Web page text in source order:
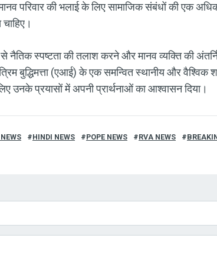
परिवार की भलाई के लिए सामाजिक संबंधों की एक
नैतिक स्पष्टता की तलाश करने और मानव व्यक्ति की
बुद्धिमत्ता (एआई) के एक समन्वित स्थानीय और वैश्विक
उनके प्रयासों में अपनी प्रार्थनाओं का आश्वासन दिया।
HINDI NEWS POPE NEWS RVA NEWS